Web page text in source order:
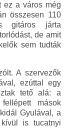
ez a város még
összesen 110
gitáros járta
de amit
sem tudták
A szervezők
ezúttal egy
tető alá: a
mások
Gyulával, a
is tucatnyi